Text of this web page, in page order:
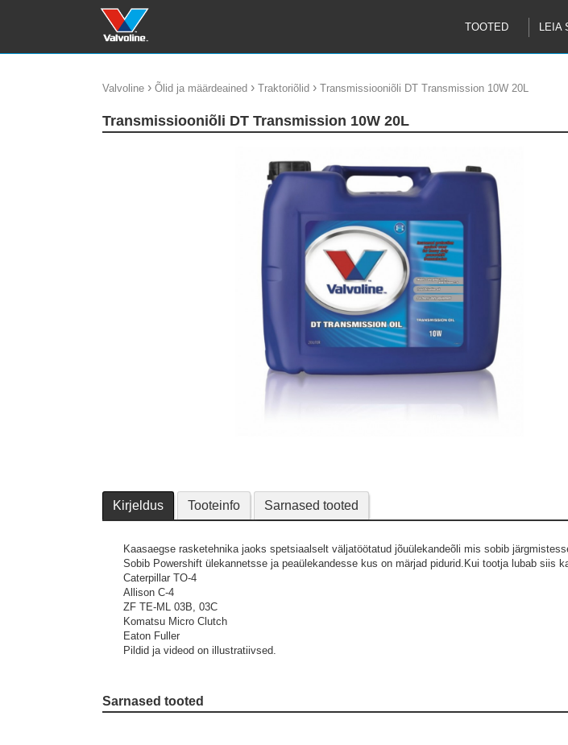
TOOTED LEIA
Valvoline › Õlid ja määrdeained › Traktoriõlid › Transmissiooniõli DT Transmission 10W 20L
Transmissiooniõli DT Transmission 10W 20L
Kirjeldus Tooteinfo Sarnased tooted
Kaasaegse rasketehnika jaoks spetsiaalselt väljatöötatud jõuülekandeõli mis sobib
Sobib Powershift ülekannetsse ja peaülekandesse kus on märjad pidurid.Kui tootja lubab siis
Caterpillar TO-4
Allison C-4
ZF TE-ML 03B, 03C
Komatsu Micro Clutch
Eaton Fuller
Pildid ja videod on illustratiivsed.
Sarnased tooted